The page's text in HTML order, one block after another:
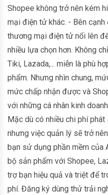
Shopee không trở nên kém
mại điện tử khác. - Bên cạnh
thương mại điện tử nổi lên
nhiều lựa chọn hơn. Không
Tiki, Lazada,... miễn là phù
phẩm. Nhưng nhìn chung,
mức chấp nhận được và
với những cá nhân kinh
Mặc dù có nhiều chi phí
nhưng việc quản lý sẽ trở
bạn sử dụng phần mềm của
bộ sản phẩm với Shopee,
trợ bạn hiệu quả và triệt để
phí. Đăng ký dùng thử trải